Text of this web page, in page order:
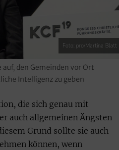
Foto: pro/Martina Blatt
den Gemeinden vor Ort
Intelligenz zu geben
die sich genau mit
auch allgemeinen Ängsten
Grund sollte sie auch
können, wenn